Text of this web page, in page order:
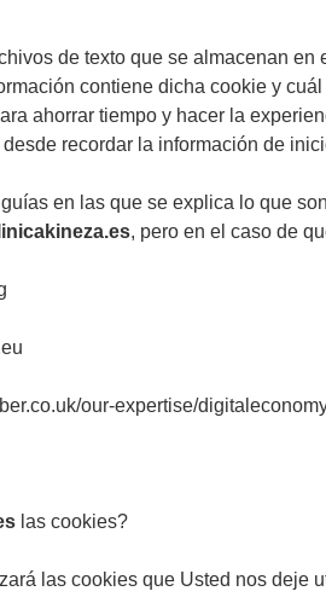
de texto que se almacenan
contiene dicha cookie y
ahorrar tiempo y hacer la
recordar la información de
en las que se explica lo que
, pero en el caso de
our-expertise/
las cookies?
las cookies que Usted nos deje